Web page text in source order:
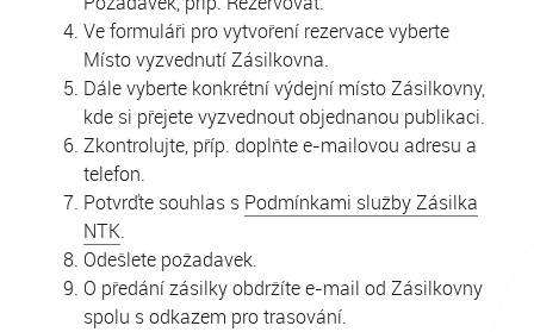
Ve formuláři pro vytvoření rezervace vyberte
Místo vyzvednutí Zásilkovna.
Dále vyberte konkrétní výdejní místo Zásilkovny,
kde si přejete vyzvednout objednanou publikaci.
Zkontrolujte, příp. doplňte e-mailovou adresu a
telefon.
Potvrďte souhlas s Podmínkami služby Zásilka
NTK.
Odešlete požadavek.
O předání zásilky obdržíte e-mail od Zásilkovny
spolu s odkazem pro trasování.